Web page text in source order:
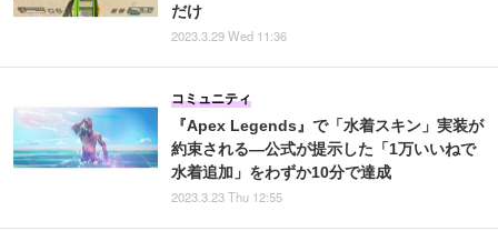
だけ
2023.3.29 Wed 11:36
『Apex Legends』で「水着スキン」実装が
約束される―公式が提示した「1万いいねで
水着追加」をわずか10分で達成
コミュニティ
2023.3.23 Thu 12:55